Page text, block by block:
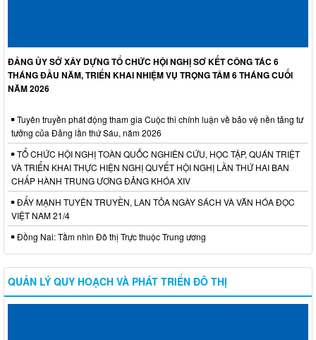
ĐẢNG ỦY SỞ XÂY DỰNG TỔ CHỨC HỘI NGHỊ SƠ KẾT CÔNG TÁC 6
THÁNG ĐẦU NĂM, TRIỂN KHAI NHIỆM VỤ TRỌNG TÂM 6 THÁNG CUỐI
NĂM 2026
Tuyên truyền phát động tham gia Cuộc thi chính luận về bảo vệ nền tảng tư
tưởng của Đảng lần thứ Sáu, năm 2026
TỔ CHỨC HỘI NGHỊ TOÀN QUỐC NGHIÊN CỨU, HỌC TẬP, QUÁN TRIỆT
VÀ TRIỂN KHAI THỰC HIỆN NGHỊ QUYẾT HỘI NGHỊ LẦN THỨ HAI BAN
CHẤP HÀNH TRUNG ƯƠNG ĐẢNG KHÓA XIV
ĐẨY MẠNH TUYÊN TRUYỀN, LAN TỎA NGÀY SÁCH VÀ VĂN HÓA ĐỌC
VIỆT NAM 21/4
Đồng Nai: Tầm nhìn Đô thị Trực thuộc Trung ương
QUẢN LÝ QUY HOẠCH VÀ PHÁT TRIỂN ĐÔ THỊ